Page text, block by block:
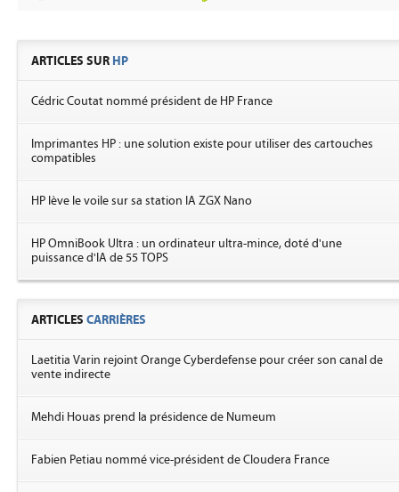
ARTICLES SUR HP
Cédric Coutat nommé président de HP France
Imprimantes HP : une solution existe pour utiliser des cartouches
compatibles
HP lève le voile sur sa station IA ZGX Nano
HP OmniBook Ultra : un ordinateur ultra-mince, doté d'une
puissance d'IA de 55 TOPS
ARTICLES CARRIÈRES
Laetitia Varin rejoint Orange Cyberdefense pour créer son canal de
vente indirecte
Mehdi Houas prend la présidence de Numeum
Fabien Petiau nommé vice-président de Cloudera France